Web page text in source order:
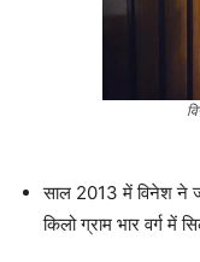
साल 2013 में विनेश ने
किलो ग्राम भार वर्ग में